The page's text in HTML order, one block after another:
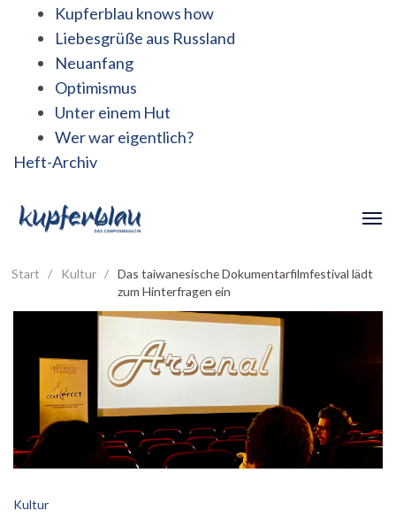
Kupferblau knows how
Liebesgrüße aus Russland
Neuanfang
Optimismus
Unter einem Hut
Wer war eigentlich?
Heft-Archiv
Start / Kultur /
Das taiwanesische Dokumentarfilmfestival lädt
zum Hinterfragen ein
Kultur